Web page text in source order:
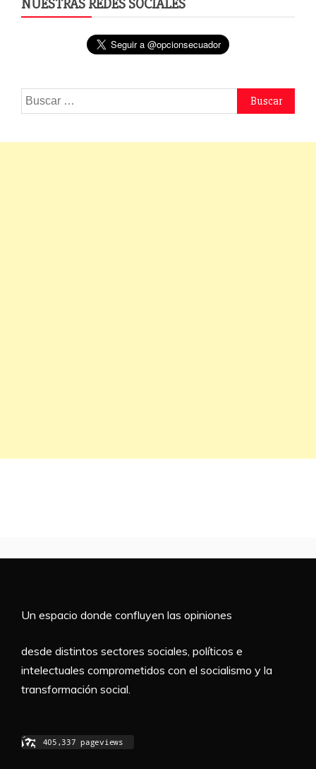
NUESTRAS REDES SOCIALES
Buscar:
Un espacio donde confluyen las opiniones
desde distintos sectores sociales, políticos e
intelectuales comprometidos con el socialismo y la
transformación social.